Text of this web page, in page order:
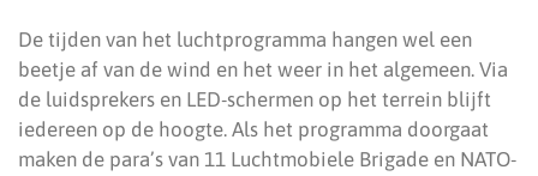
De tijden van het luchtprogramma hangen wel een
beetje af van de wind en het weer in het algemeen. Via
de luidsprekers en LED-schermen op het terrein blijft
iedereen op de hoogte. Als het programma doorgaat
maken de para’s van 11 Luchtmobiele Brigade en NATO-